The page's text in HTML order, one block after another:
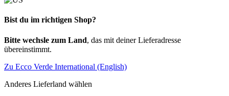
Bist du im richtigen Shop?
Bitte wechsle zum Land, das mit deiner Lieferadresse
übereinstimmt.
Zu Ecco Verde International (English)
Anderes Lieferland wählen